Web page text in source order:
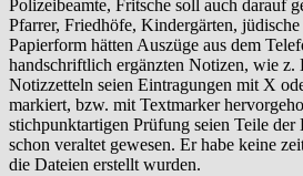
Polizeibeamte, Fritsche soll auch darauf
Pfarrer, Friedhöfe, Kindergärten,
Papierform hätten Auszüge aus dem
handschriftlich ergänzten Notizen, wie z.
Notizzetteln seien Eintragungen mit X
markiert, bzw. mit Textmarker
stichpunktartigen Prüfung seien Teile
schon veraltet gewesen. Er habe keine
die Dateien erstellt wurden.